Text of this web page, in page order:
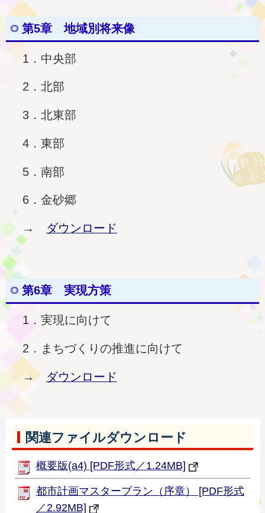
第5章 地域別将来像
1．中央部
2．北部
3．北東部
4．東部
5．南部
6．金砂郷
→ ダウンロード
第6章 実現方策
1．実現に向けて
2．まちづくりの推進に向けて
→ ダウンロード
関連ファイルダウンロード
概要版(a4) [PDF形式／1.24MB]
都市計画マスタープラン（序章） [PDF形式
／2.92MB]